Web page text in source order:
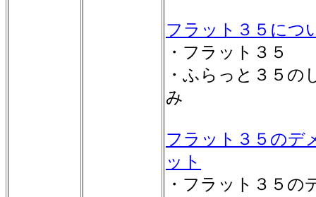
フラット３５につ
・フラット３５
・ふらっと３５の
み
フラット３５のデ
ット
・フラット３５の